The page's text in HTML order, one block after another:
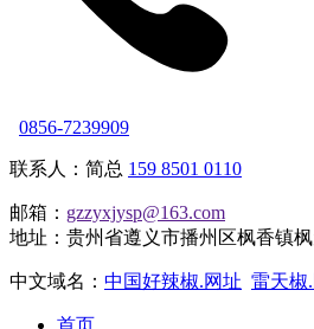
0856-7239909
联系人：简总 159 8501 0110
邮箱： gzzyxjysp@163.com
地址：贵州省遵义市播州区枫香镇
中文域名： 中国好辣椒.网址 雷天椒
首页